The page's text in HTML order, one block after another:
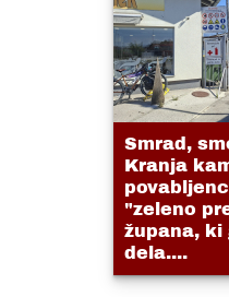
Smrad,
Kranja
"zeleno
župana, ki
dela....